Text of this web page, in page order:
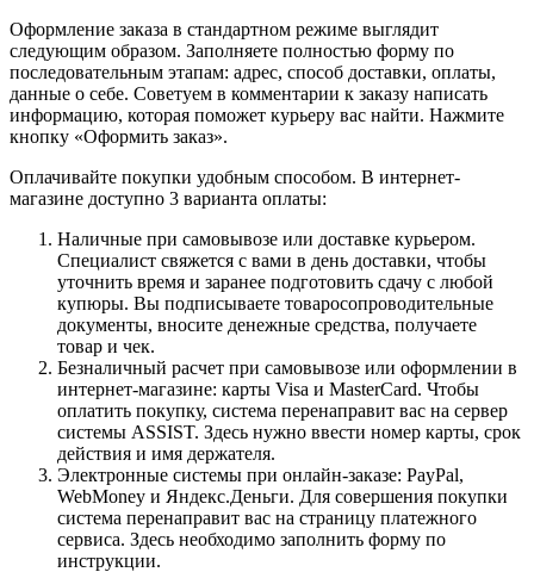
Оформление заказа в стандартном режиме выглядит
следующим образом. Заполняете полностью форму по
последовательным этапам: адрес, способ доставки, оплаты,
данные о себе. Советуем в комментарии к заказу написать
информацию, которая поможет курьеру вас найти. Нажмите
кнопку «Оформить заказ».
Оплачивайте покупки удобным способом. В интернет-
магазине доступно 3 варианта оплаты:
Наличные при самовывозе или доставке курьером.
Специалист свяжется с вами в день доставки, чтобы
уточнить время и заранее подготовить сдачу с любой
купюры. Вы подписываете товаросопроводительные
документы, вносите денежные средства, получаете
товар и чек.
Безналичный расчет при самовывозе или оформлении в
интернет-магазине: карты Visa и MasterCard. Чтобы
оплатить покупку, система перенаправит вас на сервер
системы ASSIST. Здесь нужно ввести номер карты, срок
действия и имя держателя.
Электронные системы при онлайн-заказе: PayPal,
WebMoney и Яндекс.Деньги. Для совершения покупки
система перенаправит вас на страницу платежного
сервиса. Здесь необходимо заполнить форму по
инструкции.